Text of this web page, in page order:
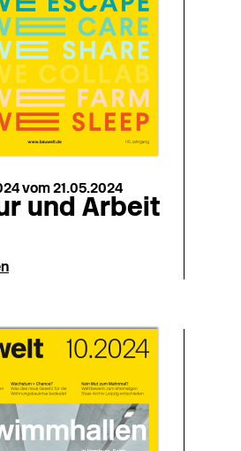
vom 21.05.2024
und Arbeit